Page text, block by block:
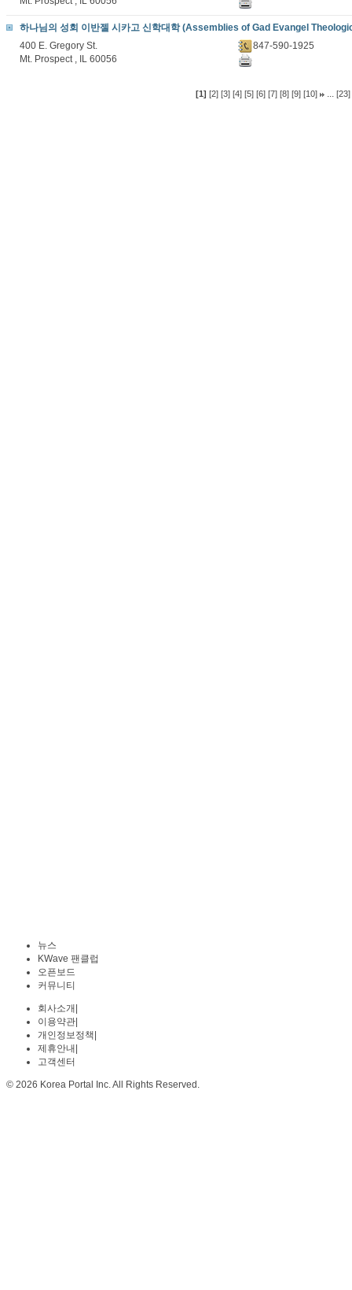
하나님의 성회 이반젤 시카고 신학대학 (Assemblies of Gad Evangel
400 E. Gregory St.
Mt. Prospect , IL 60056
847-590-1925
[1] [2] [3] [4] [5] [6] [7] [8] [9] [10] ... [23]
뉴스
KWave 팬클럽
오픈보드
커뮤니티
회사소개
이용약관
개인정보정책
제휴안내
고객센터
© 2026 Korea Portal Inc. All Rights Reserved.